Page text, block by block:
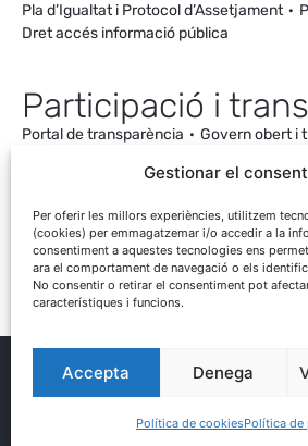
Gestionar el
Per oferir les millors experiències, utilitzem
(cookies) per emmagatzemar i/o accedir a la
consentiment a aquestes tecnologies ens
ara el comportament de navegació o els
No consentir o retirar el consentiment pot
característiques i funcions.
Accepta Denega
Política de cookiesPolítica de
Pla d’Igualtat i Protocol d’Assetjament
Dret accés informació pública
Participació i
Portal de transparència Govern obert i
Canal de denúncies
® Ajuntament El Palau d'Anglesola